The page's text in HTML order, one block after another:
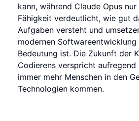
kann, während Claude Opus
Fähigkeit verdeutlicht, wie gut
Aufgaben versteht und
modernen
Bedeutung ist. Die Zukunft der
Codierens verspricht aufregend
immer mehr Menschen in den
Technologien kommen.